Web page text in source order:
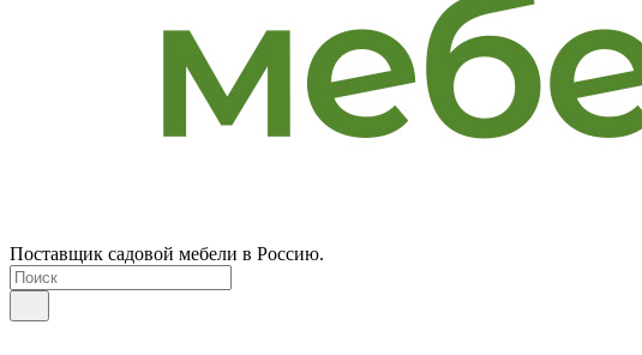
Поставщик садовой мебели в Россию.